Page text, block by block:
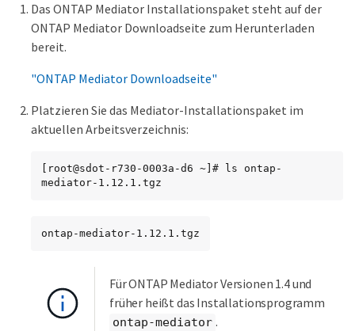
Das ONTAP Mediator Installationspaket steht auf der
ONTAP Mediator Downloadseite zum Herunterladen
bereit.
"ONTAP Mediator Downloadseite"
Platzieren Sie das Mediator-Installationspaket im
aktuellen Arbeitsverzeichnis:
[root@sdot-r730-0003a-d6 ~]# ls ontap-
mediator-1.12.1.tgz
ontap-mediator-1.12.1.tgz
Für ONTAP Mediator Versionen 1.4 und
früher heißt das Installationsprogramm
ontap-mediator .